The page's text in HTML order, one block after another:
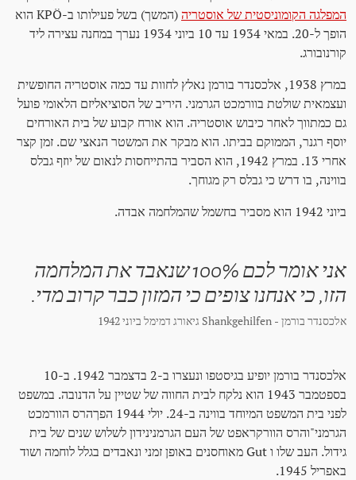
המפלגה הקומוניסטית של אוסטריה
(המשך) בשל פעילותו ב-KPÖ הוא
הופך ל-20. במאי 1934 עד 10 ביוני 1934 נערך במחנה עצירה ליד
קורנובורג.
במרץ 1938, אלכסנדר בורמן נאלץ לחוות עד כמה אוסטריה החופשית
ועצמאית שולטת בוורמכט הגרמני. היריב של הסוציאליזם הלאומי פועל
גם כמתווך לאחר כיבוש אוסטריה. הוא אורח קבוע של בית האורחים
יוסף רגנר, הממוקם בביתו. הוא מבקר את המשטר הנאצי שם. זמן קצר
אחרי 13. במרץ 1942, הוא הסביר בהתייחסות לנאום של יוזף גבלס
בווינה, בו דרש כי גבלס רק מגוחך.
ביוני 1942 הוא מסביר בחשמל שהמלחמה אבדה.
אני אומר לכם 100% שנאבד את המלחמה
הזו, כי אנחנו צופים כי המזון כבר קרוב מדי.
אלכסנדר בורמן - Shankgehilfen גיאורג דמימל ביוני 1942
אלכסנדר בורמן יופיע בגיסטפו ונעצרו ב-2 בדצמבר 1942. ב-10
בספטמבר 1943 הוא נלקח לבית החווה של שטיין על הדנובה. במשפט
לפני בית המשפט המיוחד בווינה ב-24. יולי 1944 הפךהרס הוורמכט
הגרמני"והרס הוורקראפט של העם הגרמנינידון לשלוש שנים של בית
גידול. העב שלו ו Gut מאוחסנים באופן זמני ונאבדים בגלל לוחמה ושוד
באפריל 1945.